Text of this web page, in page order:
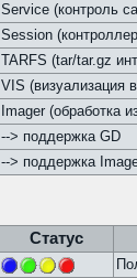
Service (контроль
Session
TARFS (tar/tar.gz
VIS (визуализация
Imager (обработка
--> поддержка GD
--> поддержка
Статус